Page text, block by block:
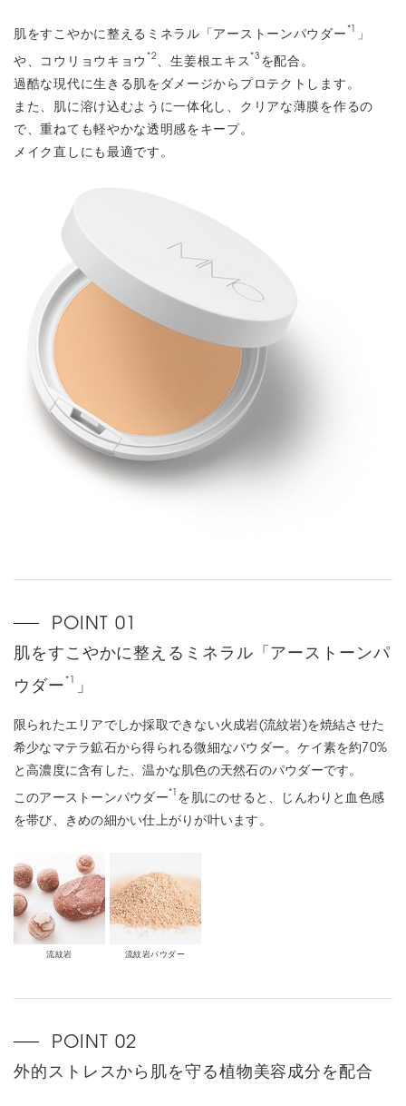
肌をすこやかに整えるミネラル「アーストーンパウダー*1 」
や、コウリョウキョウ *2、生姜根エキス *3 を配合。
過酷な現代に生きる肌をダメージからプロテクトします。
また、肌に溶け込むように一体化し、クリアな薄膜を作るの
で、重ねても軽やかな透明感をキープ。
メイク直しにも最適です。
肌をすこやかに整えるミネラル「アーストーンパ
ウダー*1 」
限られたエリアでしか採取できない火成岩(流紋岩)を焼結させた
希少なマテラ鉱石から得られる微細なパウダー。ケイ素を約70%
と高濃度に含有した、温かな肌色の天然石のパウダーです。
このアーストーンパウダー*1 を肌にのせると、じんわりと血色感
を帯び、きめの細かい仕上がりが叶います。
流紋岩 流紋岩パウダー
外的ストレスから肌を守る植物美容成分を配合